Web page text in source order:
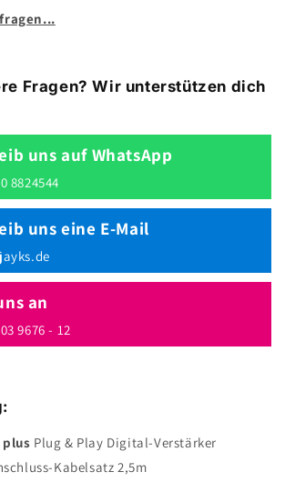
Fragen? Wir unterstützen dich
uns auf WhatsApp
8824544
uns eine E-Mail
an
9676 - 12
plus Plug & Play Digital-Verstärker
Kabelsatz 2,5m